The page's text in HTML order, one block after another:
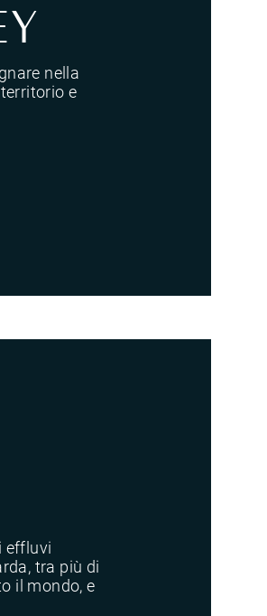
nella
e
effluvi
tra più di
il mondo, e